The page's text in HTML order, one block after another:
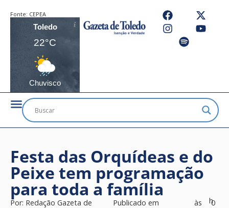
Fonte: CEPEA
Toledo
22°C
Chuvisco
Festa das Orquídeas e do
Peixe tem programação
para toda a família
Por: Redação Gazeta de
Publicado em
às
h0